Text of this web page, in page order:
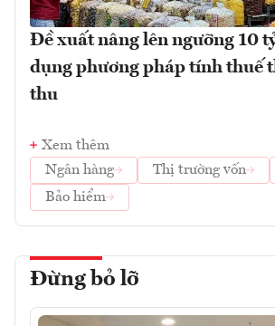
Đề xuất nâng lên ngưỡng 10
dụng phương pháp tính thuế
thu
Xem thêm
Ngân hàng
Thị trường vốn
Bảo hiểm
Đừng bỏ lỡ